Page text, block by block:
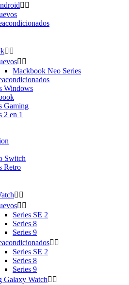
 
 
 
Mackbook Neo Series
Windows
Gaming
2 en 1
Switch
Retro
 
 
Series SE 2
Series 8
Series 9
 
Series SE 2
Series 8
Series 9
Galaxy Watch 